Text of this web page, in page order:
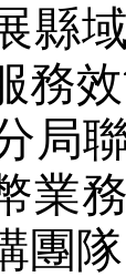
縣
務
局
業
團